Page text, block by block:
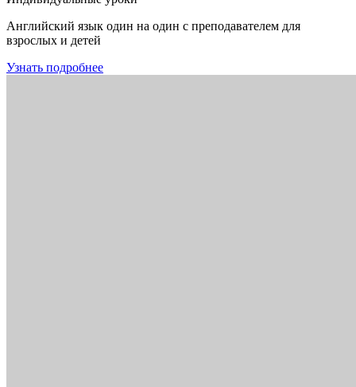
Английский язык один на один с преподавателем для
взрослых и детей
Узнать подробнее